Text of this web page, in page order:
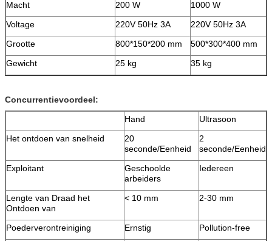
Macht
200 W
1000 W
Voltage
220V 50Hz 3A
220V 50Hz 3A
Grootte
800*150*200 mm
500*300*400 mm
Gewicht
25 kg 35 kg
Concurrentievoordeel:
Hand
Ultrasoon
Het ontdoen van snelheid
20
seconde/Eenheid
2
seconde/Eenheid
Exploitant
Geschoolde
arbeiders
Iedereen
Lengte van Draad het
Ontdoen van
< 10 mm 2-30 mm
Poederverontreiniging Ernstig
Pollution-free